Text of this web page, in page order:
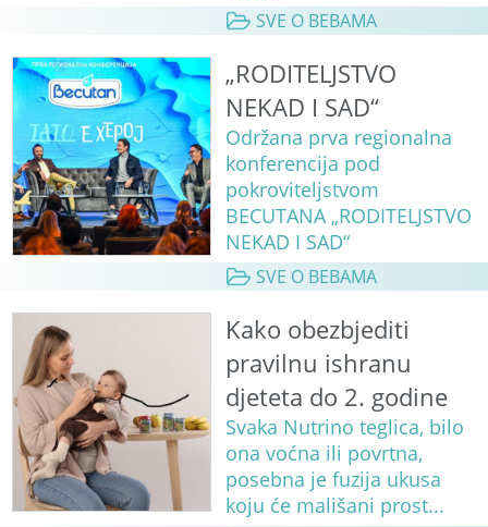
SVE O BEBAMA
„RODITELJSTVO
NEKAD I SAD“
Održana prva regionalna
konferencija pod
pokroviteljstvom
BECUTANA „RODITELJSTVO
NEKAD I SAD“
SVE O BEBAMA
Kako obezbjediti
pravilnu ishranu
djeteta do 2. godine
Svaka Nutrino teglica, bilo
ona voćna ili povrtna,
posebna je fuzija ukusa
koju će mališani prost...